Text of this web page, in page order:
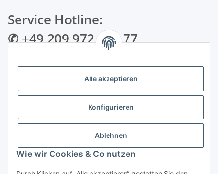
Alle akzeptieren
Konfigurieren
Ablehnen
Wie wir Cookies & Co nutzen
Service Hotline:
✆ +49 209 972 995 77
Gewerkenstraße 34 | 45881 Gelsenkirchen
Mo.-Fr.: 09:00 - 18:30 Uhr Samstag: 09:00 - 16:00 Uhr
Zahlungsarten